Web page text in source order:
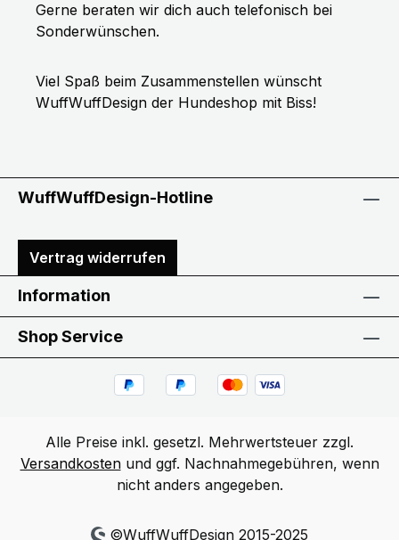
Gerne beraten wir dich auch telefonisch bei
Sonderwünschen.
Viel Spaß beim Zusammenstellen wünscht
WuffWuffDesign der Hundeshop mit Biss!
WuffWuffDesign-Hotline
Vertrag widerrufen
Information
Shop Service
Alle Preise inkl. gesetzl. Mehrwertsteuer zzgl.
Versandkostenund ggf. Nachnahmegebühren, wenn
nicht anders angegeben.
©WuffWuffDesign 2015-2025